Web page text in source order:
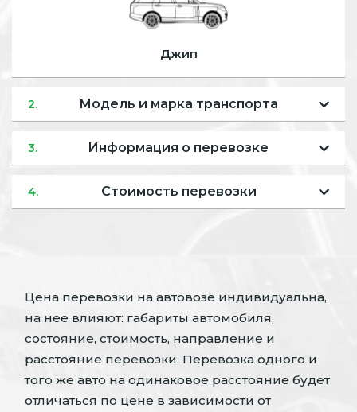
Джип
2. Модель и марка транспорта
3. Информация о перевозке
4. Стоимость перевозки
Цена перевозки на автовозе индивидуальна,
на нее влияют: габариты автомобиля,
состояние, стоимость, направление и
расстояние перевозки. Перевозка одного и
того же авто на одинаковое расстояние будет
отличаться по цене в зависимости от